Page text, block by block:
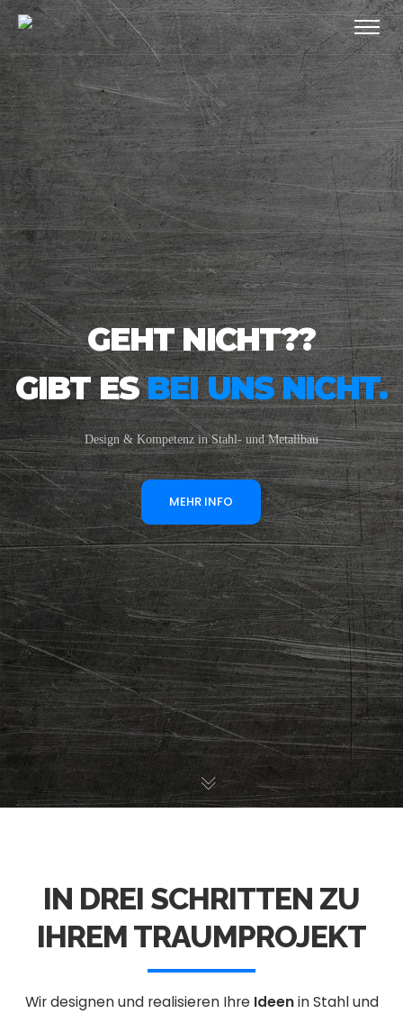
GEHT NICHT??
GIBT ESBEI UNS NICHT.
Design & Kompetenz in Stahl- und Metallbau
MEHR INFO
IN DREI SCHRITTEN ZU
IHREM TRAUMPROJEKT
Wir designen und realisieren Ihre Ideenin Stahl und